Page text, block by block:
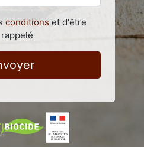
conditions et d'être
rappelé